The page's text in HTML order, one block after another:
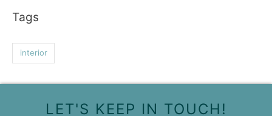
Tags
interior
LET'S KEEP IN TOUCH!